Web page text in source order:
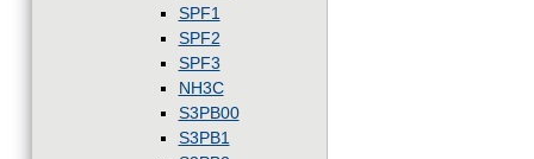
SPF1
SPF2
SPF3
NH3C
S3PB00
S3PB1